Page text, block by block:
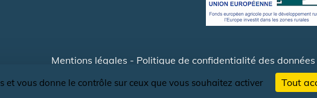
Mentions légales - Politique de confidentialité des données
et vous donne le contrôle sur ceux que vous souhaitez activer Tout